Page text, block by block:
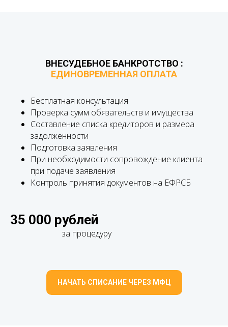
ВНЕСУДЕБНОЕ БАНКРОТСТВО :
ЕДИНОВРЕМЕННАЯ ОПЛАТА
Бесплатная консультация
Проверка сумм обязательств и имущества
Составление списка кредиторов и размера
задолженности
Подготовка заявления
При необходимости сопровождение клиента
при подаче заявления
Контроль принятия документов на ЕФРСБ
35 000 рублей
за процедуру
НАЧАТЬ СПИСАНИЕ ЧЕРЕЗ МФЦ